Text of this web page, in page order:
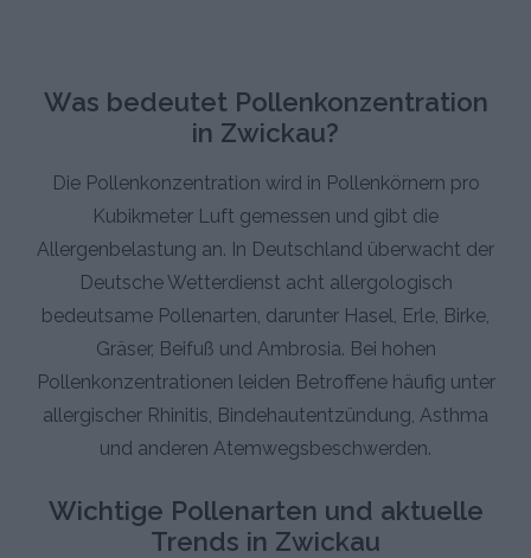
Was bedeutet Pollenkonzentration
in Zwickau?
Die Pollenkonzentration wird in Pollenkörnern pro
Kubikmeter Luft gemessen und gibt die
Allergenbelastung an. In Deutschland überwacht der
Deutsche Wetterdienst acht allergologisch
bedeutsame Pollenarten, darunter Hasel, Erle, Birke,
Gräser, Beifuß und Ambrosia. Bei hohen
Pollenkonzentrationen leiden Betroffene häufig unter
allergischer Rhinitis, Bindehautentzündung, Asthma
und anderen Atemwegsbeschwerden.
Wichtige Pollenarten und aktuelle
Trends in Zwickau